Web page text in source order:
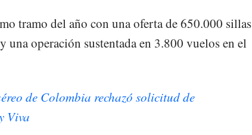
tramo del año con una oferta de 650.000 sillas
una operación sustentada en 3.800 vuelos en el
de Colombia rechazó solicitud de
Viva